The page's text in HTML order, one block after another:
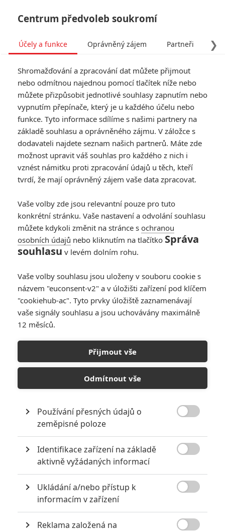
Dungeons & Dragons: Čest
zlodějů – Nový trailer tlačí
dopředu akci a magii
Napsal:Petr Slavík - (Anarvin), 07.03.2023 16:39
PŘIDAT NOVÝ KOMENTÁŘ
Pro psaní komentářů, se přihlašte.
RECENZE FILMŮ
10
Recenze: Zcela výjimečná Gerta
Schnirch nebarví hnus českých dějin
narůžovo
5
Recenze: Záhada strašidelného
8 Recenze: Občanská válka
6
Recenze: Godzilla x Kong: Nové
impérium
8 Recenze: Opičí muž
Centrum předvoleb soukromí
❯
Účely a funkce Oprávněný zájem Partneři
Shromažďování a zpracování dat můžete přijmout
nebo odmítnou najednou pomocí tlačítek níže nebo
můžete přizpůsobit jednotlivé souhlasy zapnutím nebo
vypnutím přepínače, který je u každého účelu nebo
funkce. Tyto informace sdílíme s našimi partnery na
základě souhlasu a oprávněného zájmu. V záložce s
dodavateli najdete seznam našich partnerů. Máte zde
možnost upravit váš souhlas pro každého z nich i
vznést námitku proti zpracování údajů u těch, kteří
tvrdí, že mají oprávněný zájem vaše data zpracovat.
Vaše volby zde jsou relevantní pouze pro tuto
konkrétní stránku. Vaše nastavení a odvolání souhlasu
můžete kdykoli změnit na stránce s ochranou
osobních údajů nebo kliknutím na tlačítko Správa
souhlasu v levém dolním rohu.
Vaše volby souhlasu jsou uloženy v souboru cookie s
názvem "euconsent-v2" a v úložišti zařízení pod klíčem
"cookiehub-ac". Tyto prvky úložiště zaznamenávají
vaše signály souhlasu a jsou uchovávány maximálně
12 měsíců.
Přijmout vše
Odmítnout vše
Používání přesných údajů o
zeměpisné poloze
Identifikace zařízení na základě
aktivně vyžádaných informací
Ukládání a/nebo přístup k
informacím v zařízení
Reklama založená na